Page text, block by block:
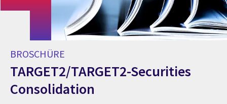
BROSCHÜRE
TARGET2/TARGET2-Securities
Consolidation